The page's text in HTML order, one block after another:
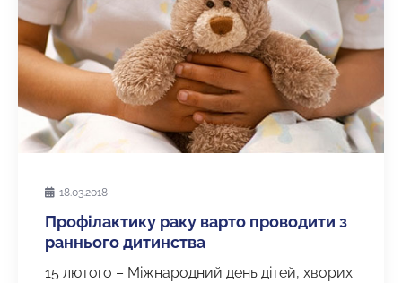
18.03.2018
Профілактику раку варто проводити з
раннього дитинства
15 лютого – Міжнародний день дітей, хворих